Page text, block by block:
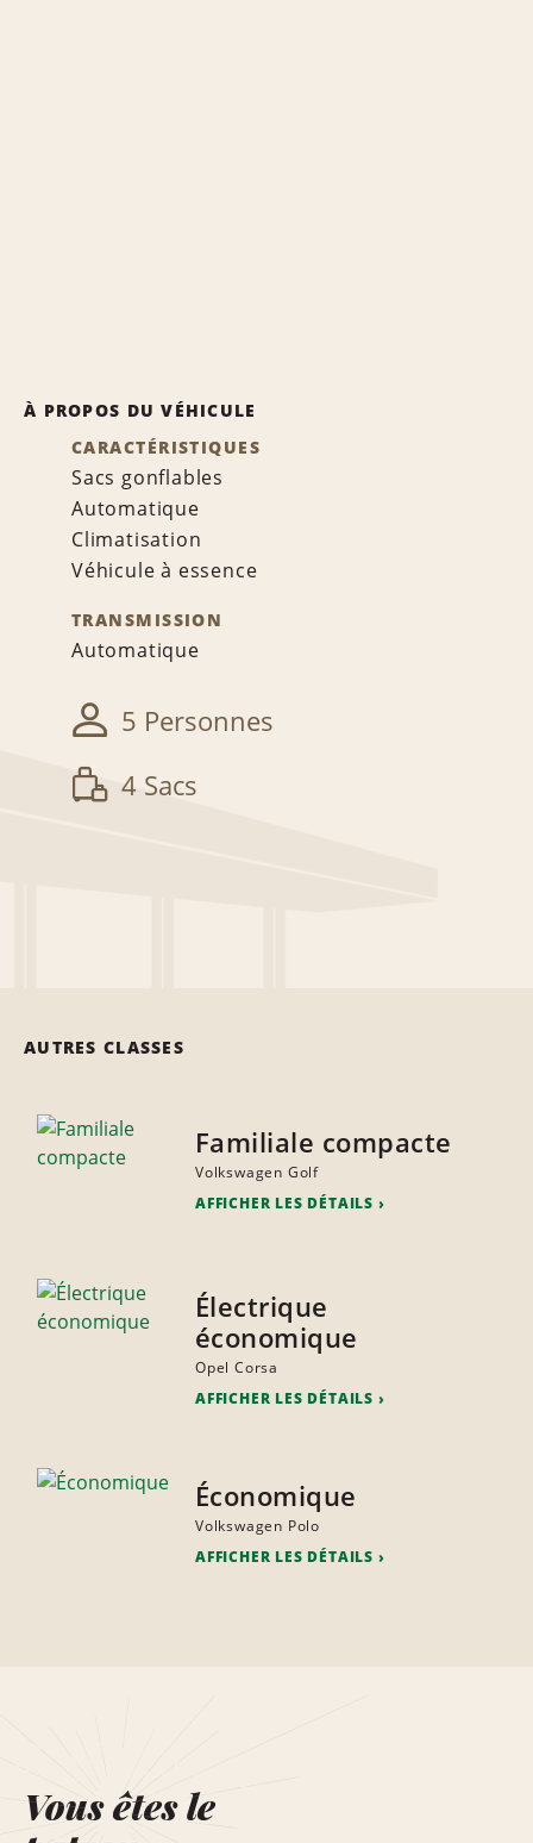
À PROPOS DU VÉHICULE
CARACTÉRISTIQUES
Sacs gonflables
Automatique
Climatisation
Véhicule à essence
TRANSMISSION
Automatique
5 Personnes
4 Sacs
AUTRES CLASSES
Familiale compacte
Volkswagen Golf
AFFICHER LES DÉTAILS
Électrique
économique
Opel Corsa
AFFICHER LES DÉTAILS
Économique
Volkswagen Polo
AFFICHER LES DÉTAILS
Vous êtes le